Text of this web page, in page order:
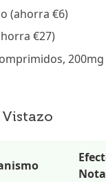
(ahorra €6)
€27)
200mg